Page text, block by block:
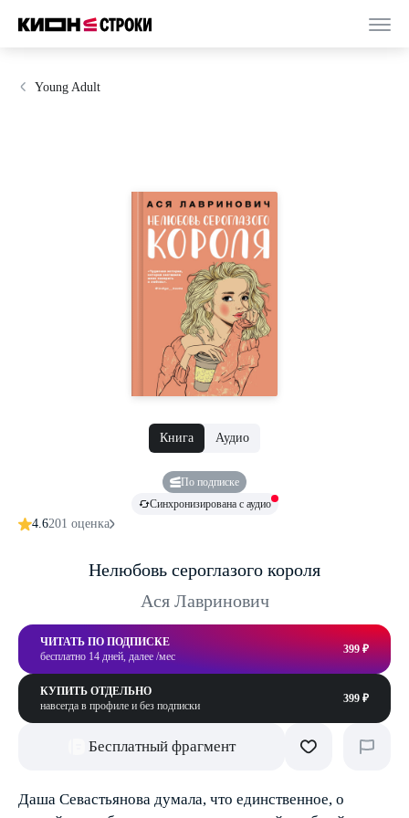
Young Adult
Книга Аудио
По подписке
Синхронизирована с аудио
4.6201 оценка
Нелюбовь сероглазого короля
Ася Лавринович
ЧИТАТЬ ПО ПОДПИСКЕ
бесплатно 14 дней, далее /мес
399 ₽
КУПИТЬ ОТДЕЛЬНО
навсегда в профиле и без подписки
399 ₽
Бесплатный фрагмент
Даша Севастьянова думала, что единственное, о